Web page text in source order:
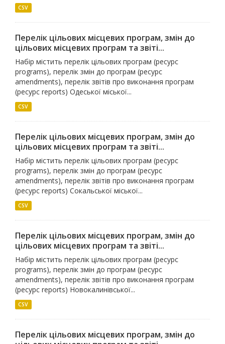
CSV
Перелік цільових місцевих програм, змін до
цільових місцевих програм та звіті...
Набір містить перелік цільових програм (ресурс
programs), перелік змін до програм (ресурс
amendments), перелік звітів про виконання програм
(ресурс reports) Одеської міської...
CSV
Перелік цільових місцевих програм, змін до
цільових місцевих програм та звіті...
Набір містить перелік цільових програм (ресурс
programs), перелік змін до програм (ресурс
amendments), перелік звітів про виконання програм
(ресурс reports) Сокальської міської...
CSV
Перелік цільових місцевих програм, змін до
цільових місцевих програм та звіті...
Набір містить перелік цільових програм (ресурс
programs), перелік змін до програм (ресурс
amendments), перелік звітів про виконання програм
(ресурс reports) Новокалинівської...
CSV
Перелік цільових місцевих програм, змін до